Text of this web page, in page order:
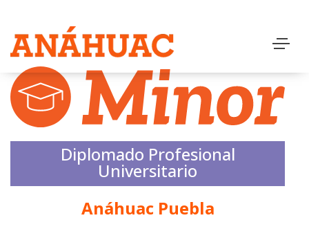
Diplomado Profesional
Universitario
Anáhuac Puebla